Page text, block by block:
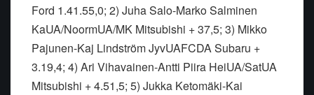
Ford 1.41.55,0; 2) Juha Salo-Marko Salminen
KaUA/NoormUA/MK Mitsubishi + 37,5; 3) Mikko
Pajunen-Kaj Lindström JyvUAFCDA Subaru +
3.19,4; 4) Ari Vihavainen-Antti Piira HeiUA/SatUA
Mitsubishi + 4.51,5; 5) Jukka Ketomäki-Kai